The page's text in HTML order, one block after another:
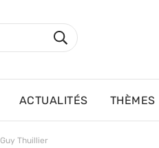
Rechercher
ACTUALITÉS THÈMES
Guy Thuillier